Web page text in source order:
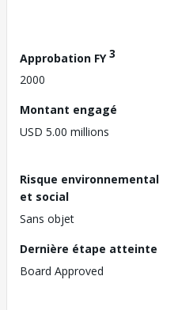
Approbation FY3
2000
Montant engagé
USD 5.00 millions
Risque environnemental
et social
Sans objet
Dernière étape atteinte
Board Approved